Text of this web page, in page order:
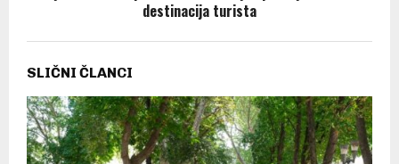
destinacija turista
SLIČNI ČLANCI